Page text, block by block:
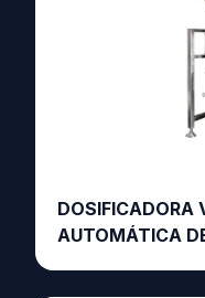
DOSIFICADORA
AUTOMÁTICA